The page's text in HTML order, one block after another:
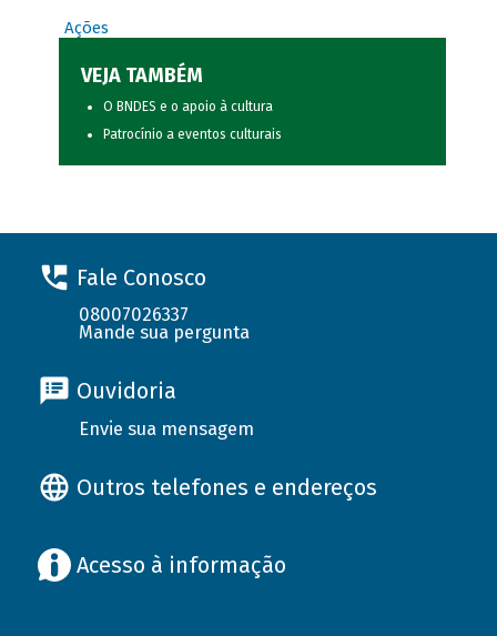
Ações
VEJA TAMBÉM
O BNDES e o apoio à cultura
Patrocínio a eventos culturais
Fale Conosco
08007026337
Mande sua pergunta
Ouvidoria
Envie sua mensagem
Outros telefones e endereços
Acesso à informação